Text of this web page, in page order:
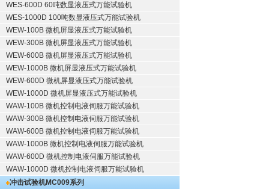
WES-600D 60吨数显液压式万能试验机
WES-1000D 100吨数显液压式万能试验机
WEW-100B 微机屏显液压式万能试验机
WEW-300B 微机屏显液压式万能试验机
WEW-600B 微机屏显液压式万能试验机
WEW-1000B 微机屏显液压式万能试验机
WEW-600D 微机屏显液压式万能试验机
WEW-1000D 微机屏显液压式万能试验机
WAW-100B 微机控制电液伺服万能试验机
WAW-300B 微机控制电液伺服万能试验机
WAW-600B 微机控制电液伺服万能试验机
WAW-1000B 微机控制电液伺服万能试验机
WAW-600D 微机控制电液伺服万能试验机
WAW-1000D 微机控制电液伺服万能试验机
冲击试验机MC009系列